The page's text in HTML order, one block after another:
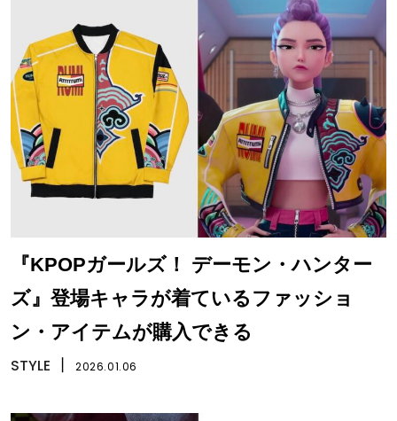
『KPOPガールズ！ デーモン・ハンター
ズ』登場キャラが着ているファッショ
ン・アイテムが購入できる
STYLE 2026.01.06